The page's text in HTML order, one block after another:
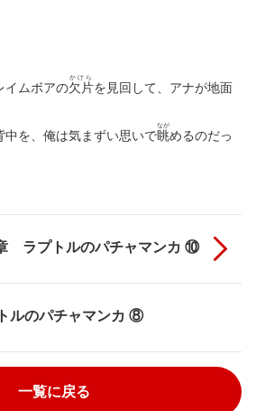
イムボアの欠片
かけら
を見回して、アナが地面
中を、俺は気まずい思いで眺
なが
めるのだっ
ラプトルのパチャマンカ ⑩
ルのパチャマンカ ⑧
一覧に戻る